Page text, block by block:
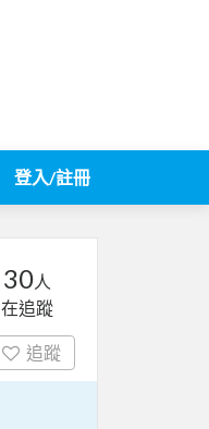
登入/註冊
30人
在追蹤
追蹤